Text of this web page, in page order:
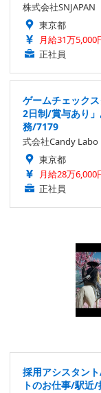
株式会社SNJAPAN
東京都
月給31万5,000
正社員
ゲームチェック
2日制/賞与あり
務/7179
式会社Candy Labo
東京都
月給28万6,000
正社員
採用アシスタン
トのお仕事/駅近